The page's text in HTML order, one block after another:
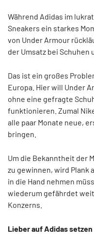
Während Adidas im
Sneakers ein starkes
von Under Armour
der Umsatz bei Schuhen
Das ist ein großes
Europa. Hier will Under
ohne eine gefragte
funktionieren. Zumal
alle paar Monate neue,
bringen.
Um die Bekanntheit der
zu gewinnen, wird Plank
in die Hand nehmen
wiederum gefährdet
Konzerns.
Lieber auf Adidas setzen